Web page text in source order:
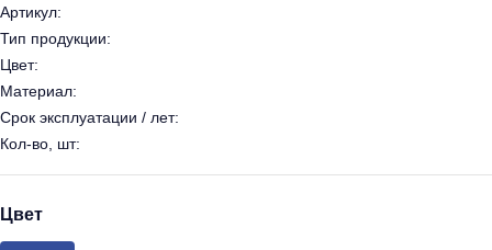
Артикул:
Тип продукции:
Цвет:
Материал:
Срок эксплуатации / лет:
Кол-во, шт:
Цвет